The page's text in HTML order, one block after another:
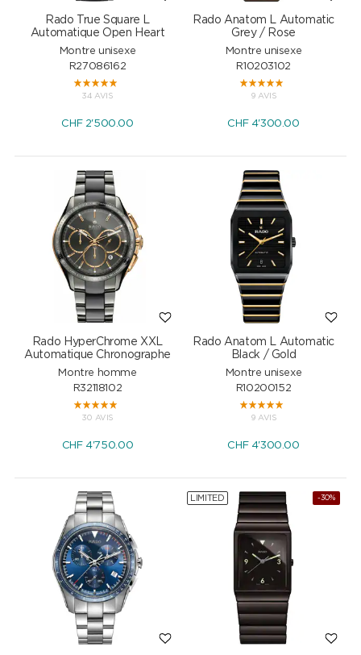
Rado True Square L
Automatique Open Heart
Montre unisexe
R27086162
34 AVIS
CHF 2'500.00
Rado Anatom L Automatic
Grey / Rose
Montre unisexe
R10203102
9 AVIS
CHF 4'300.00
Rado HyperChrome XXL
Automatique Chronographe
Montre homme
R32118102
30 AVIS
CHF4'750.00
Rado Anatom L Automatic
Black / Gold
Montre unisexe
R10200152
9 AVIS
CHF4'300.00
-30%
LIMITED